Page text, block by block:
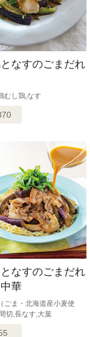
なすのごまだれ
むし鶏,なす
なすのごまだれ
華
ごま・北海道産小麦使
切,長なす,大葉